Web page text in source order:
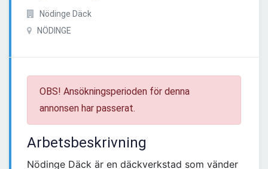
Nödinge Däck
NÖDINGE
OBS! Ansökningsperioden för denna
annonsen har passerat.
Arbetsbeskrivning
Nödinge Däck är en däckverkstad som vänder